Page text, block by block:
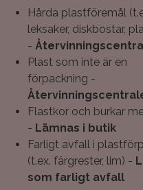
Hårda plastföremål
leksaker, diskbostar,
-
Plast som inte är en
förpackning -
Flastkor och burkar
- Lämnas i butik
Farligt avfall i
(t.ex. färgrester, lim) -
som farligt avfall